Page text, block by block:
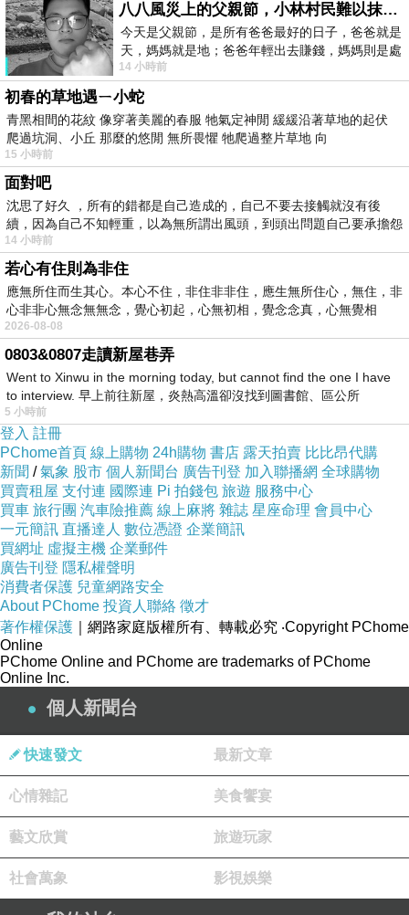
對阿，帶一個去就好不是輕鬆很多嗎？可奇怪的是，這一
個選項好像從來不曾出現在我們家的選擇裡；就好像之前
公司員工旅遊時，我們也從來不曾考慮過單打獨鬥留下哪
一個孩兒。沒有為什麼，因為一家四口的旅遊，才是最適
合我們依比鴨鴨家族的旅遊。
仔細想想，帶孩子出遊那麼多次了，不管是國內國外，短
距離長距離，沒有一次不斷線不怒吼，但奇怪的是，每一
次回來後沒多久，又開始期待下一次的旅遊......這是什麼？
這大概就是身為媽媽的大矛盾吧。
有朋友問我，到底哪來的勇氣力氣願意攜家帶眷出國生
氣？帶小小孩出國到底要注意些什麼？還有，為什麼我們
出國都不用做功課的？
嗯......問題這麼多，不來寫個申論題怎麼行？不如就把這幾
次出國(出遊)的小經驗和大家分享吧！
1. 不要想太多，心臟要大顆
依照我們多次的經驗，想太多就出不了國了；想要攜家帶
眷出國玩，最重要的就是不要想太多，憑著一股義無反顧
的衝動，機票訂了、飯店訂了，就直接衝了，就算玩回來
後得勒緊腰帶喝三個月西北風，牙一咬也就過去了。
都很興奮了，何況是小孩？要小孩乖乖配合不要吵不要鬧
跟著行程走，基本上幾乎是不可能的事；但不要怕，秉持
著「大不了在國外罵小孩給外國人看」的大無畏精神(大
誤)，去到哪都可以像在台灣街頭一樣輕鬆自在阿。
八八風災上的父親節，小林村民難以抹滅的痛
今天是父親節，是所有爸爸最好的日子，爸爸就是
天，媽媽就是地；爸爸年輕出去賺錢，媽媽則是處
理家務，職業不分高低貴賤，只有人品才
14 小時前
初春的草地遇ㄧ小蛇
青黑相間的花紋 像穿著美麗的春服 牠氣定神閒 緩緩沿著草地的起伏
爬過坑洞、小丘 那麼的悠閒 無所畏懼 牠爬過整片草地 向
15 小時前
面對吧
沈思了好久 ，所有的錯都是自己造成的，自己不要去接觸就沒有後
續，因為自己不知輕重，以為無所謂出風頭，到頭出問題自己要承擔怨
不
14 小時前
若心有住則為非住
應無所住而生其心。本心不住，非住非非住，應生無所住心，無住，非
心非非心無念無無念，覺心初起，心無初相，覺念念真，心無覺相
2026-08-08
0803&0807走讀新屋巷弄
Went to Xinwu in the morning today, but cannot find the one I have
to interview. 早上前往新屋，炎熱高溫卻沒找到圖書館、區公所
5 小時前
登入 註冊
PChome首頁 線上購物 24h購物 書店 露天拍賣 比比昂代購
新聞 /氣象 股市 個人新聞台 廣告刊登 加入聯播網 全球購物
買賣租屋 支付連 國際連 Pi 拍錢包 旅遊 服務中心
買車 旅行團 汽車險推薦 線上麻將 雜誌 星座命理 會員中心
一元簡訊 直播達人 數位憑證 企業簡訊
買網址 虛擬主機 企業郵件
廣告刊登 隱私權聲明
消費者保護 兒童網路安全
About PChome 投資人聯絡 徵才
著作權保護 ｜網路家庭版權所有、轉載必究 ‧Copyright PChome
Online
PChome Online and PChome are trademarks of PChome
Online Inc.
個人新聞台
快速發文 最新文章
心情雜記 美食饗宴
藝文欣賞 旅遊玩家
社會萬象 影視娛樂